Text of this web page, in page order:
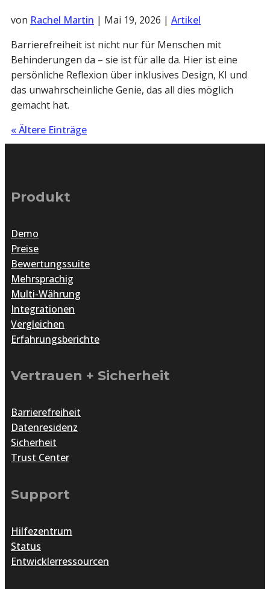
von Rachel Martin | Mai 19, 2026 | Artikel
Barrierefreiheit ist nicht nur für Menschen mit
Behinderungen da – sie ist für alle da. Hier ist eine
persönliche Reflexion über inklusives Design, KI und
das unwahrscheinliche Genie, das all dies möglich
gemacht hat.
« Ältere Einträge
Produkt
Demo
Preise
Bewertungssuite
Mehrsprachig
Multi-Währung
Integrationen
Vergleichen
Erfahrungsberichte
Vertrauen + Sicherheit
Barrierefreiheit
Datenresidenz
Sicherheit
Trust Center
Support
Hilfezentrum
Status
Entwicklerressourcen